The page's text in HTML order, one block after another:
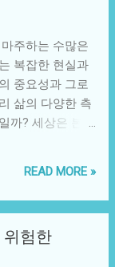
게 경험할 수 있
대한 관심도 함
다. 가장 대표적
자극적이고 끔
주로 여성이었
을 감행했다. 경
모 수사를 벌였
회가 여성을
데 기여했다. 또
인 사건'이다.
종되는 사건으
육 체계와 부모
한 성찰을 요구
주하는 수많은
복잡한 현실과
중요성과 그로
삶의 다양한 측
까? 세상은 본래
보도되는 사건
라 다르게 해석
두드러진다. 한
는 각 개인의
READ MORE »
험한